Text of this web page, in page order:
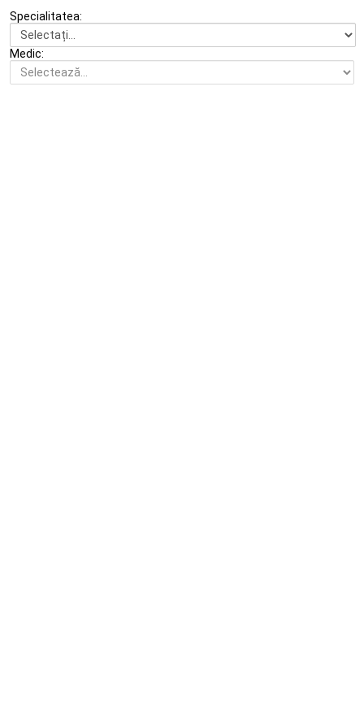
Specialitatea:
Medic: